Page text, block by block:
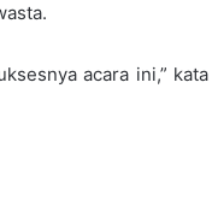
acara ini,” kata